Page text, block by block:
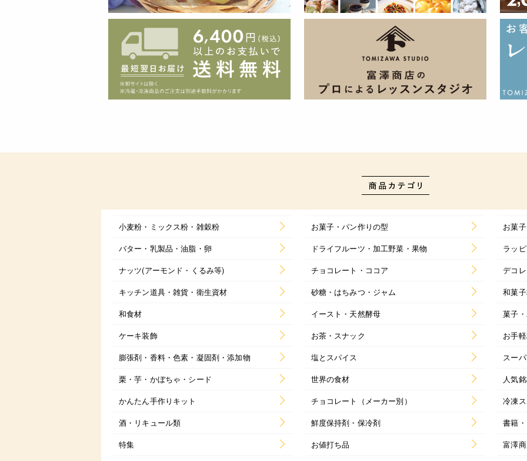
小麦粉・ミックス粉・雑穀粉 お菓子・パン作りの型
お菓
バター・乳製品・油脂・卵
ドライフルーツ・加工野菜・果物
ラッ
ナッツ(アーモンド・くるみ等)
チョコレート・ココア
デコ
キッチン道具・雑貨・衛生資材
砂糖・はちみつ・ジャム
和菓
和食材
イースト・天然酵母
菓子
ケーキ装飾
お茶・スナック
お手
膨張剤・香料・色素・凝固剤・添加物
塩とスパイス
スー
栗・芋・かぼちゃ・シード
世界の食材
人気
かんたん手作りキット
チョコレート（メーカー別）
冷凍
酒・リキュール類
鮮度保持剤・保冷剤
書籍
特集
お値打ち品 富澤